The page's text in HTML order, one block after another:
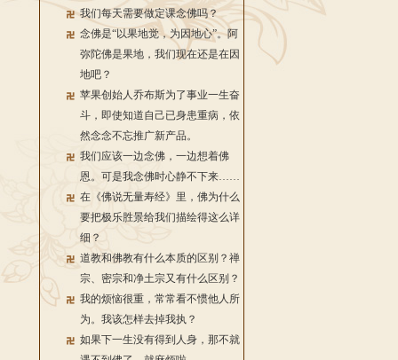
我们每天需要做定课念佛吗？
念佛是“以果地觉，为因地心”。阿
弥陀佛是果地，我们现在还是在因
地吧？
苹果创始人乔布斯为了事业一生奋
斗，即使知道自己已身患重病，依
然念念不忘推广新产品。
我们应该一边念佛，一边想着佛
恩。可是我念佛时心静不下来……
在《佛说无量寿经》里，佛为什么
要把极乐胜景给我们描绘得这么详
细？
道教和佛教有什么本质的区别？禅
宗、密宗和净土宗又有什么区别？
我的烦恼很重，常常看不惯他人所
为。我该怎样去掉我执？
如果下一生没有得到人身，那不就